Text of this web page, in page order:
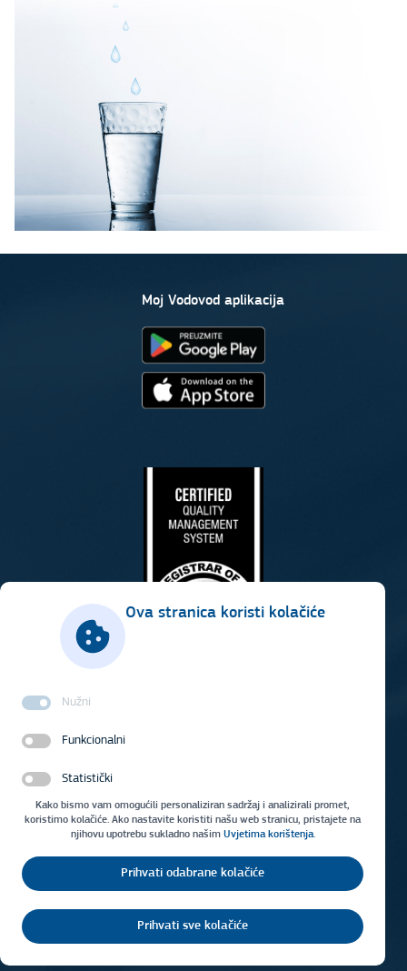
Moj Vodovod aplikacija
Uvjeti korištenja Impresum
Copyright © 2026 Vodovod Osijek d.o.o.
Ova stranica koristi kolačiće
Nužni
Funkcionalni
Statistički
Kako bismo vam omogućili personaliziran sadržaj i analizirali promet,
koristimo kolačiće. Ako nastavite koristiti našu web stranicu, pristajete na
njihovu upotrebu sukladno našim Uvjetima korištenja.
Prihvati odabrane kolačiće
Prihvati sve kolačiće